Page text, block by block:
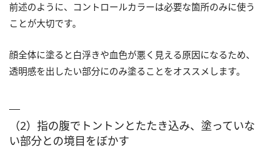
前述のように、コントロールカラーは必要な箇所のみに使う
ことが大切です。
顔全体に塗ると白浮きや血色が悪く見える原因になるため、
透明感を出したい部分にのみ塗ることをオススメします。
（2）指の腹でトントンとたたき込み、塗っていな
い部分との境目をぼかす